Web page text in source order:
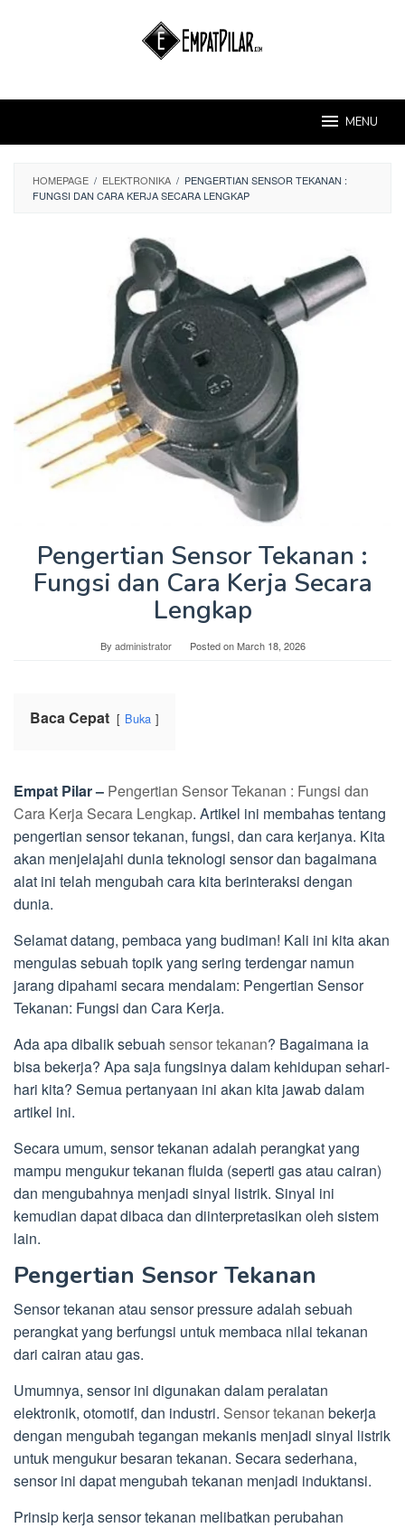
MENU
HOMEPAGE / ELEKTRONIKA / PENGERTIAN SENSOR TEKANAN :
FUNGSI DAN CARA KERJA SECARA LENGKAP
Pengertian Sensor Tekanan :
Fungsi dan Cara Kerja Secara
Lengkap
By administrator Posted onMarch 18, 2026
Baca Cepat Buka
Empat Pilar – Pengertian Sensor Tekanan : Fungsi dan
Cara Kerja Secara Lengkap. Artikel ini membahas tentang
pengertian sensor tekanan, fungsi, dan cara kerjanya. Kita
akan menjelajahi dunia teknologi sensor dan bagaimana
alat ini telah mengubah cara kita berinteraksi dengan
dunia.
Selamat datang, pembaca yang budiman! Kali ini kita akan
mengulas sebuah topik yang sering terdengar namun
jarang dipahami secara mendalam: Pengertian Sensor
Tekanan: Fungsi dan Cara Kerja.
Ada apa dibalik sebuah sensor tekanan? Bagaimana ia
bisa bekerja? Apa saja fungsinya dalam kehidupan sehari-
hari kita? Semua pertanyaan ini akan kita jawab dalam
artikel ini.
Secara umum, sensor tekanan adalah perangkat yang
mampu mengukur tekanan fluida (seperti gas atau cairan)
dan mengubahnya menjadi sinyal listrik. Sinyal ini
kemudian dapat dibaca dan diinterpretasikan oleh sistem
lain.
Pengertian Sensor Tekanan
Sensor tekanan atau sensor pressure adalah sebuah
perangkat yang berfungsi untuk membaca nilai tekanan
dari cairan atau gas.
Umumnya, sensor ini digunakan dalam peralatan
elektronik, otomotif, dan industri. Sensor tekanan bekerja
dengan mengubah tegangan mekanis menjadi sinyal listrik
untuk mengukur besaran tekanan. Secara sederhana,
sensor ini dapat mengubah tekanan menjadi induktansi.
Prinsip kerja sensor tekanan melibatkan perubahan